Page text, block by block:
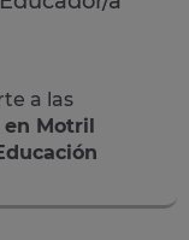
a las
en Motril